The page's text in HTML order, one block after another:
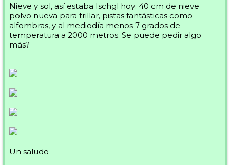
Nieve y sol, así estaba Ischgl hoy: 40 cm de nieve
polvo nueva para trillar, pistas fantásticas como
alfombras, y al mediodía menos 7 grados de
temperatura a 2000 metros. Se puede pedir algo
más?
Un saludo